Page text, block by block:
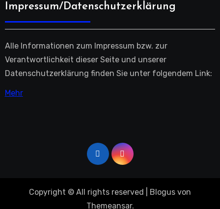
Impressum/Datenschutzerklärung
Alle Informationen zum Impressum bzw. zur
Verantwortlichkeit dieser Seite und unserer
Datenschutzerklärung finden Sie unter folgendem Link:
Mehr
Copyright © All rights reserved Blogus von
Themeansar.